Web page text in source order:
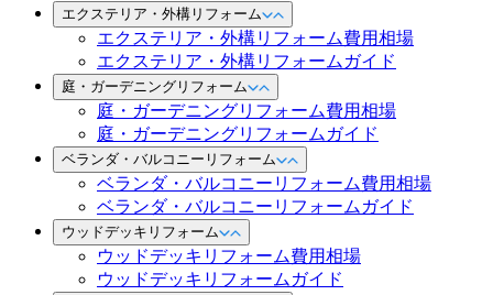
エクステリア・外構リフォーム
エクステリア・外構リフォーム費用相場
エクステリア・外構リフォームガイド
庭・ガーデニングリフォーム
庭・ガーデニングリフォーム費用相場
庭・ガーデニングリフォームガイド
ベランダ・バルコニーリフォーム
ベランダ・バルコニーリフォーム費用相場
ベランダ・バルコニーリフォームガイド
ウッドデッキリフォーム
ウッドデッキリフォーム費用相場
ウッドデッキリフォームガイド